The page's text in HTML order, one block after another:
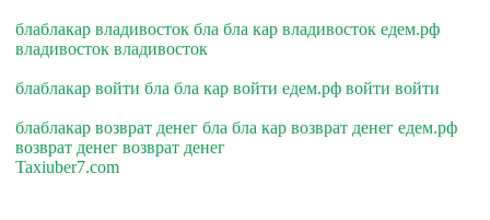
блаблакар владивосток бла бла кар владивосток едем.рф
владивосток владивосток
блаблакар войти бла бла кар войти едем.рф войти войти
блаблакар возврат денег бла бла кар возврат денег едем.рф
возврат денег возврат денег
Taxiuber7.com